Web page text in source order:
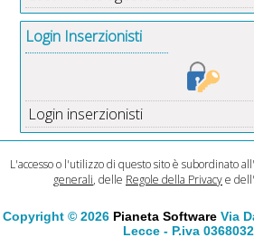
Login Inserzionisti
Login inserzionisti
L'accesso o l'utilizzo di questo sito è subordinato
generali, delle Regole della Privacye dell'
Copyright © 2026 Pianeta Software Via
Lecce - P.iva